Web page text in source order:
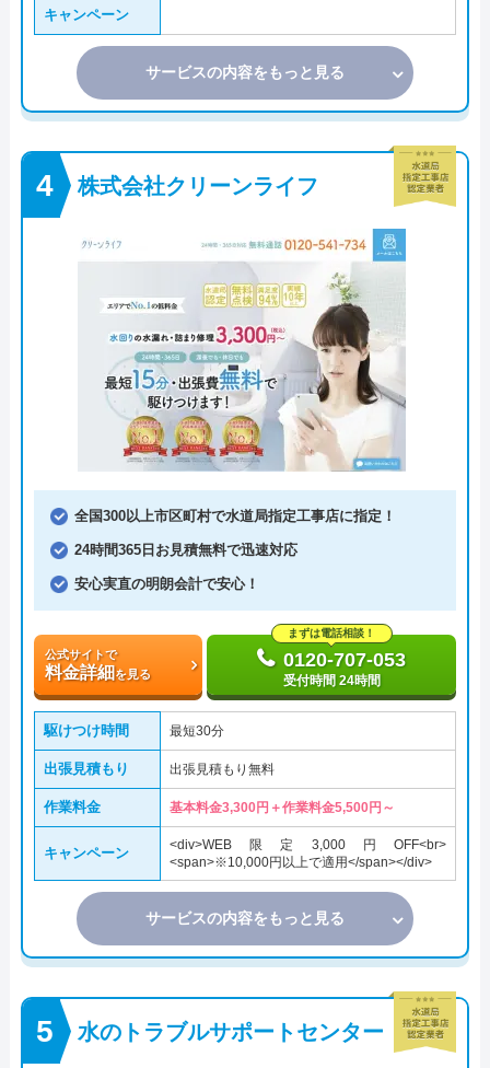
キャンペーン
サービスの内容をもっと見る
株式会社クリーンライフ
全国300以上市区町村で水道局指定工事店に指定！
24時間365日お見積無料で迅速対応
安心実直の明朗会計で安心！
公式サイトで
料金詳細を見る
まずは電話相談！
0120-707-053
受付時間 24時間
駆けつけ時間 最短30分
出張見積もり 出張見積もり無料
作業料金 基本料金3,300円＋作業料金5,500円～
キャンペーン
<div>WEB限定3,000円OFF<br>
<span>※10,000円以上で適用</span></div>
サービスの内容をもっと見る
水のトラブルサポートセンター